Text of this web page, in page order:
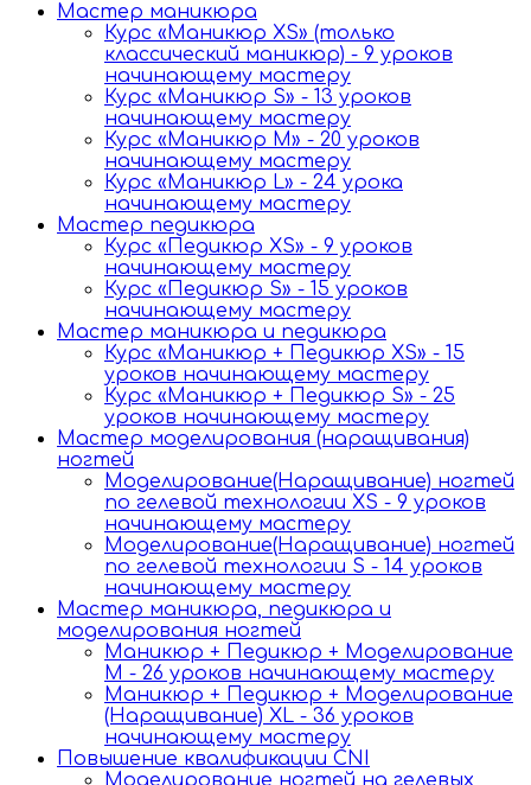
Мастер маникюра
Курс «Маникюр XS» (только
классический маникюр) - 9 уроков
начинающему мастеру
Курс «Маникюр S» - 13 уроков
начинающему мастеру
Курс «Маникюр M» - 20 уроков
начинающему мастеру
Курс «Маникюр L» - 24 урока
начинающему мастеру
Мастер педикюра
Курс «Педикюр XS» - 9 уроков
начинающему мастеру
Курс «Педикюр S» - 15 уроков
начинающему мастеру
Мастер маникюра и педикюра
Курс «Маникюр + Педикюр XS» - 15
уроков начинающему мастеру
Курс «Маникюр + Педикюр S» - 25
уроков начинающему мастеру
Мастер моделирования (наращивания)
ногтей
Моделирование(Наращивание) ногтей
по гелевой технологии XS - 9 уроков
начинающему мастеру
Моделирование(Наращивание) ногтей
по гелевой технологии S - 14 уроков
начинающему мастеру
Мастер маникюра, педикюра и
моделирования ногтей
Маникюр + Педикюр + Моделирование
М - 26 уроков начинающему мастеру
Маникюр + Педикюр + Моделирование
(Наращивание) XL - 36 уроков
начинающему мастеру
Повышение квалификации CNI
Моделирование ногтей на гелевых